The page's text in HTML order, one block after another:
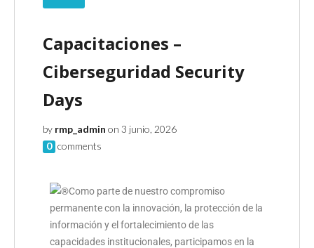
Capacitaciones –
Ciberseguridad Security
Days
by rmp_admin on 3 junio, 2026
0 comments
Como parte de nuestro compromiso
permanente con la innovación, la protección de la
información y el fortalecimiento de las
capacidades institucionales, participamos en la